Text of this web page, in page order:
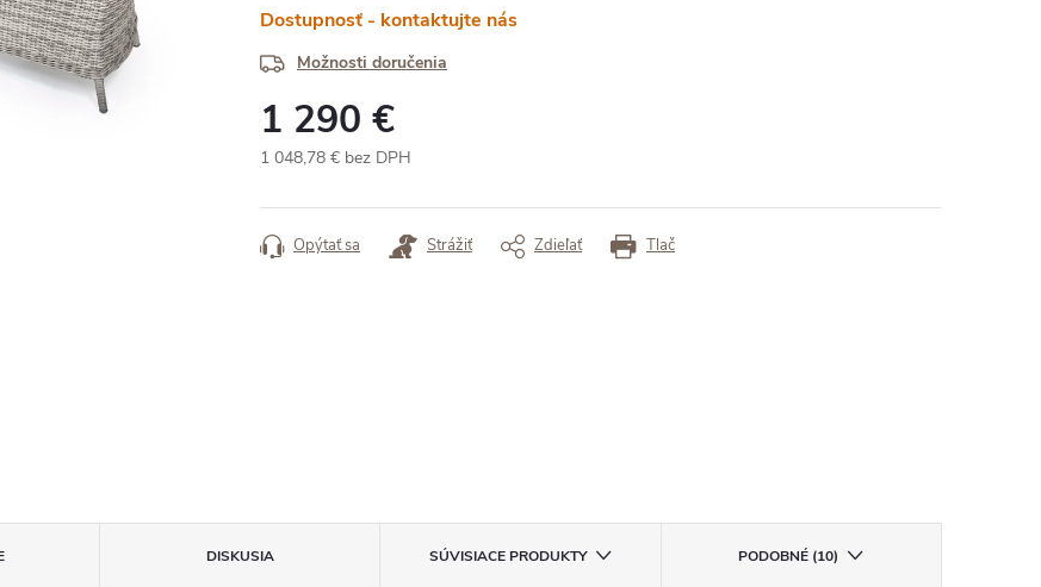
Dostupnosť - kontaktujte nás
Možnosti doručenia
1 290 €
1 048,78 € bez DPH
cena:
Tlač
Opýtať sa Strážiť Zdieľať
DISKUSIA SÚVISIACE PRODUKTY PODOBNÉ (10)